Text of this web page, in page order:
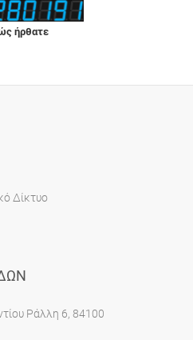
ήρθατε
Δίκτυο
Ράλλη 6, 84100